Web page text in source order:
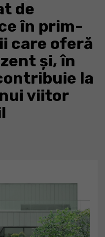
de
în prim-
care oferă
și, în
la
viitor